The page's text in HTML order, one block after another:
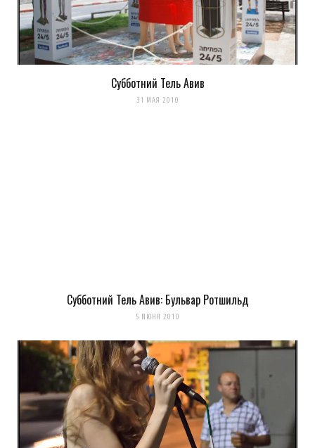
Субботний Тель Авив
31 МАЯ 2010
Субботний Тель Авив: Бульвар Ротшильд
5 ИЮНЯ 2010